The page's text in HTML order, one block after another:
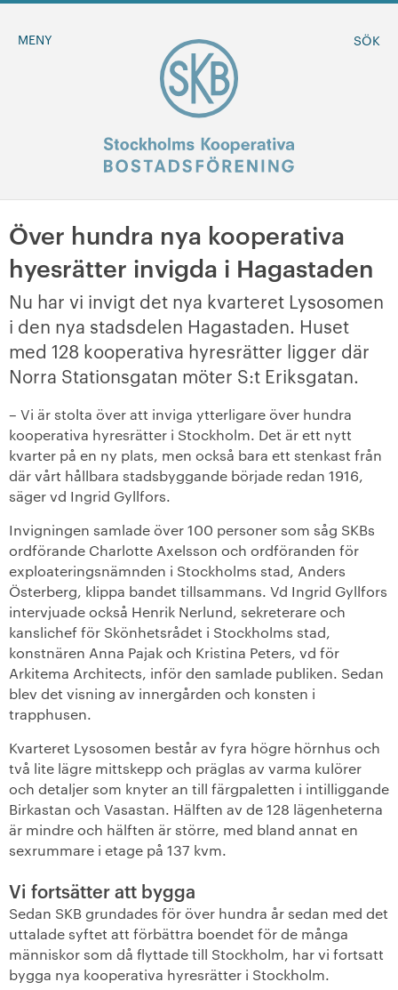
SÖK
MENY
BLI MEDLEM
+
Om oss
+
Sök ledigt
+
Våra bostäder
Vår boendeform
Jobba hos oss
Över hundra nya kooperativa
hyesrätter invigda i Hagastaden
Nu har vi invigt det nya kvarteret Lysosomen
i den nya stadsdelen Hagastaden. Huset
med 128 kooperativa hyresrätter ligger där
Norra Stationsgatan möter S:t Eriksgatan.
– Vi är stolta över att inviga ytterligare över hundra
kooperativa hyresrätter i Stockholm. Det är ett nytt
kvarter på en ny plats, men också bara ett stenkast från
där vårt hållbara stadsbyggande började redan 1916,
säger vd Ingrid Gyllfors.
Invigningen samlade över 100 personer som såg SKBs
ordförande Charlotte Axelsson och ordföranden för
exploateringsnämnden i Stockholms stad, Anders
Österberg, klippa bandet tillsammans. Vd Ingrid Gyllfors
intervjuade också Henrik Nerlund, sekreterare och
kanslichef för Skönhetsrådet i Stockholms stad,
konstnären Anna Pajak och Kristina Peters, vd för
Arkitema Architects, inför den samlade publiken. Sedan
blev det visning av innergården och konsten i
trapphusen.
Kvarteret Lysosomen består av fyra högre hörnhus och
två lite lägre mittskepp och präglas av varma kulörer
och detaljer som knyter an till färgpaletten i intilliggande
Birkastan och Vasastan. Hälften av de 128 lägenheterna
är mindre och hälften är större, med bland annat en
sexrummare i etage på 137 kvm.
Vi fortsätter att bygga
Sedan SKB grundades för över hundra år sedan med det
uttalade syftet att förbättra boendet för de många
människor som då flyttade till Stockholm, har vi fortsatt
bygga nya kooperativa hyresrätter i Stockholm.